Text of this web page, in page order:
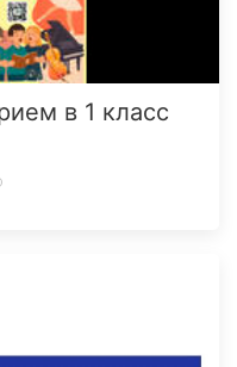
в 1 класс